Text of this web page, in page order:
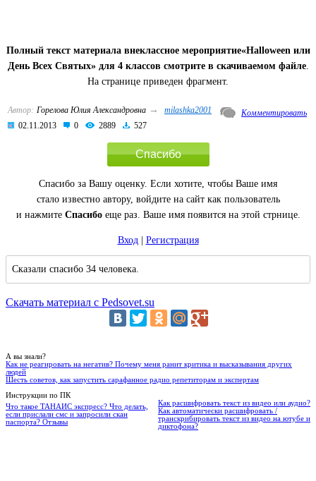
Полный текст материала внеклассное мероприятие«Halloween или
День Всех Святых» для 4 классов смотрите в скачиваемом файле.
На странице приведен фрагмент.
Автор: Горелова Юлия Александровна →
milashka2001
02.11.2013
0 2889 527
Комментировать
Спасибо
Спасибо за Вашу оценку. Если хотите, чтобы Ваше имя
стало известно автору, войдите на сайт как пользователь
и нажмите Спасибоеще раз. Ваше имя появится на этой стрнице.
Вход| Регистрация
Сказали спасибо 34 человека.
Скачать материал с Pedsovet.su
А вы знали?
Как не реагировать на негатив? Почему меня ранит критика и высказывания других
людей
Шесть советов, как запустить сарафанное радио репетиторам и экспертам
Инструкции по ПК
Что такое ТАНАИС экспресс? Что делать,
если прислали смс и запросили скан
паспорта? Отзывы
Как расшифровать текст из видео или аудио?
Как автоматически расшифровать /
транскрибировать текст из видео на ютубе и
диктофона?